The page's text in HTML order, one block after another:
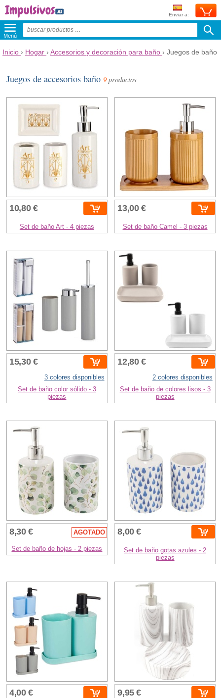
Enviar a:
Menú
Inicio › Hogar › Accesorios y decoración para baño › Juegos de baño
Juegos de accesorios baño9productos
10,80 €
Set de baño Art - 4 piezas
13,00 €
Set de baño Camel - 3 piezas
15,30 €
3 colores disponibles
Set de baño color sólido - 3
piezas
12,80 €
2 colores disponibles
Set de baño de colores lisos - 3
piezas
8,30 € AGOTADO
Set de baño de hojas - 2 piezas
8,00 €
Set de baño gotas azules - 2
piezas
4,00 € 9,95 €